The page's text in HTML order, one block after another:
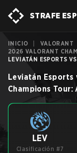
STRAFE
INICIO VALORANT
2026 VALORANT
LEVIATÁN ESPORTS
Leviatán Esports
Champions Tour:
LEV
Clasificación #7